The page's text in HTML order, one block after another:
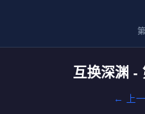
互换深渊 -
← 上